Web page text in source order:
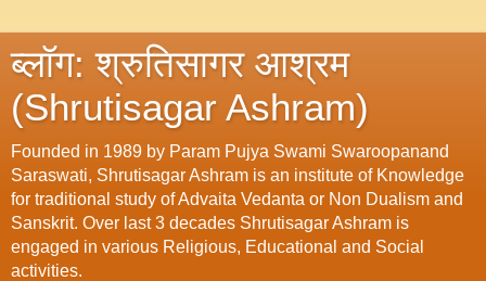
ब्लॉग: श्रुतिसागर आश्रम
(Shrutisagar Ashram)
Founded in 1989 by Param Pujya Swami Swaroopanand
Saraswati, Shrutisagar Ashram is an institute of Knowledge
for traditional study of Advaita Vedanta or Non Dualism and
Sanskrit. Over last 3 decades Shrutisagar Ashram is
engaged in various Religious, Educational and Social
activities.